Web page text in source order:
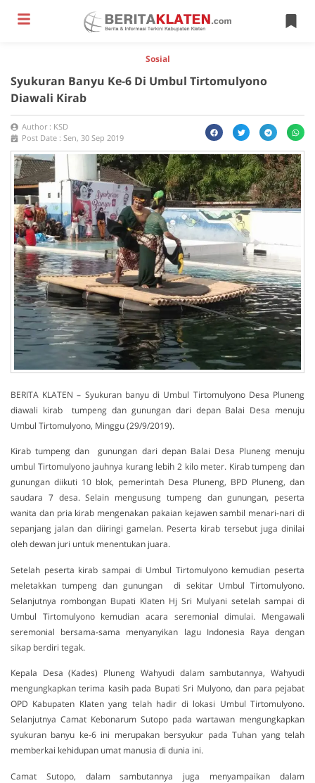
Sosial
Syukuran Banyu Ke-6 Di Umbul Tirtomulyono
Diawali Kirab
Author : KSD
Post Date : Sen, 30 Sep 2019
BERITA KLATEN – Syukuran banyu di Umbul Tirtomulyono Desa Pluneng
diawali kirab tumpeng dan gunungan dari depan Balai Desa menuju
Umbul Tirtomulyono, Minggu (29/9/2019).
Kirab tumpeng dan gunungan dari depan Balai Desa Pluneng menuju
umbul Tirtomulyono jauhnya kurang lebih 2 kilo meter. Kirab tumpeng dan
gunungan diikuti 10 blok, pemerintah Desa Pluneng, BPD Pluneng, dan
saudara 7 desa. Selain mengusung tumpeng dan gunungan, peserta
wanita dan pria kirab mengenakan pakaian kejawen sambil menari-nari di
sepanjang jalan dan diiringi gamelan. Peserta kirab tersebut juga dinilai
oleh dewan juri untuk menentukan juara.
Setelah peserta kirab sampai di Umbul Tirtomulyono kemudian peserta
meletakkan tumpeng dan gunungan di sekitar Umbul Tirtomulyono.
Selanjutnya rombongan Bupati Klaten Hj Sri Mulyani setelah sampai di
Umbul Tirtomulyono kemudian acara seremonial dimulai. Mengawali
seremonial bersama-sama menyanyikan lagu Indonesia Raya dengan
sikap berdiri tegak.
Kepala Desa (Kades) Pluneng Wahyudi dalam sambutannya, Wahyudi
mengungkapkan terima kasih pada Bupati Sri Mulyono, dan para pejabat
OPD Kabupaten Klaten yang telah hadir di lokasi Umbul Tirtomulyono.
Selanjutnya Camat Kebonarum Sutopo pada wartawan mengungkapkan
syukuran banyu ke-6 ini merupakan bersyukur pada Tuhan yang telah
memberkai kehidupan umat manusia di dunia ini.
Camat Sutopo, dalam sambutannya juga menyampaikan dalam